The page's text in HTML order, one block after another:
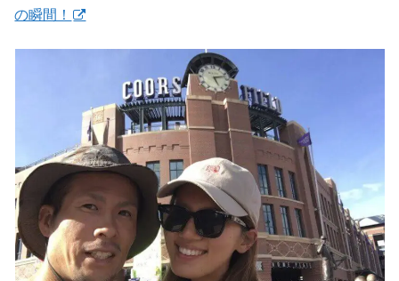
の瞬間！